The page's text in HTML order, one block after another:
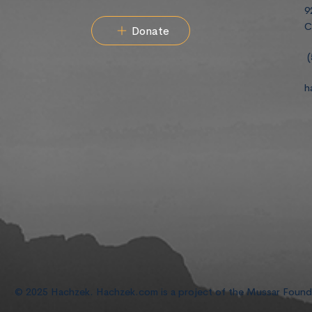
Donate
© 2025 Hachzek. Hachzek.com is a project of the Mussar